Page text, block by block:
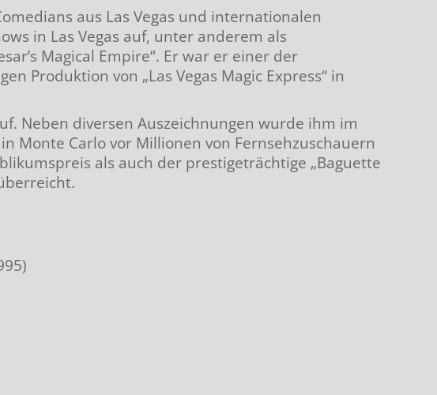
aus Las Vegas und internationalen
in Las Vegas auf, unter anderem als
Magical Empire“. Er war er einer der
Produktion von „Las Vegas Magic Express“ in
Neben diversen Auszeichnungen wurde ihm im
Monte Carlo vor Millionen von Fernsehzuschauern
als auch der prestigeträchtige „Baguette